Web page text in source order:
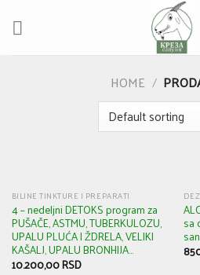
HOME /
BILJNE TINKTURE I PREPARATI
4 – nedeljni DETOKS program za
PUŠAČE, ASTMU, TUBERKULOZU,
UPALU PLUĆA I ŽDRELA, VELIKI
KAŠALJ, UPALU BRONHIJA…
10.200,00RSD
sa